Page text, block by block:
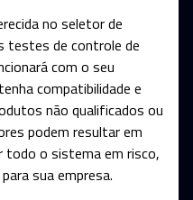
no seletor de
testes de controle de
com o seu
compatibilidade e
não qualificados ou
podem resultar em
todo o sistema em risco,
sua empresa.